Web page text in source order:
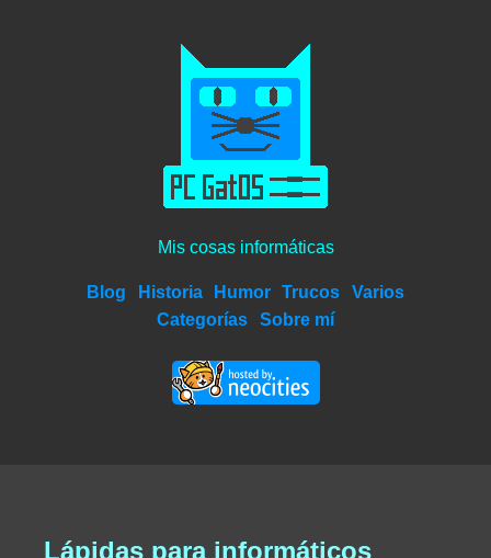
Mis cosas informáticas
Blog Historia Humor Trucos
Varios
Categorías
Sobre mí
Lápidas para informáticos